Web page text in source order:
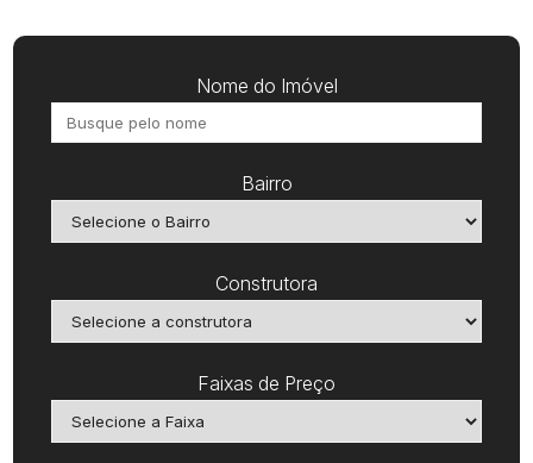
Nome do Imóvel
Bairro
Construtora
Faixas de Preço